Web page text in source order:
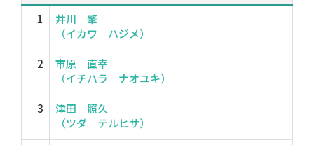
1
井川 肇
（イカワ ハジメ）
2
市原 直幸
（イチハラ ナオユキ）
3
津田 照久
（ツダ テルヒサ）